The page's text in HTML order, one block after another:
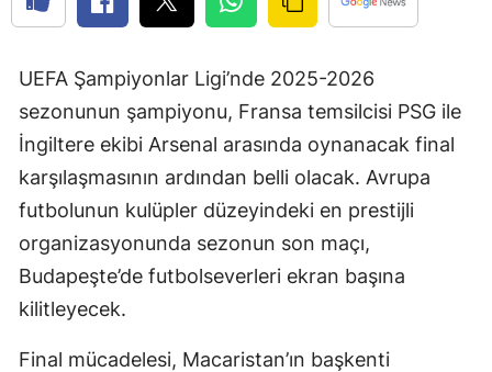
UEFA Şampiyonlar Ligi’nde 2025-2026
sezonunun şampiyonu, Fransa temsilcisi PSG ile
İngiltere ekibi Arsenal arasında oynanacak final
karşılaşmasının ardından belli olacak. Avrupa
futbolunun kulüpler düzeyindeki en prestijli
organizasyonunda sezonun son maçı,
Budapeşte’de futbolseverleri ekran başına
kilitleyecek.
Final mücadelesi, Macaristan’ın başkenti